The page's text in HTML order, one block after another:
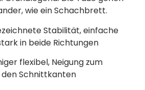
wie ein Schachbrett.
Stabilität, einfache
in beide Richtungen
flexibel, Neigung zum
Schnittkanten